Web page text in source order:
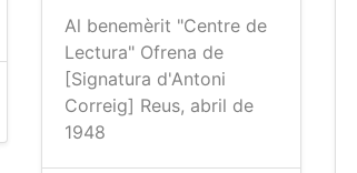
Al benemèrit "Centre de
Lectura" Ofrena de
[Signatura d'Antoni
Correig] Reus, abril de
1948